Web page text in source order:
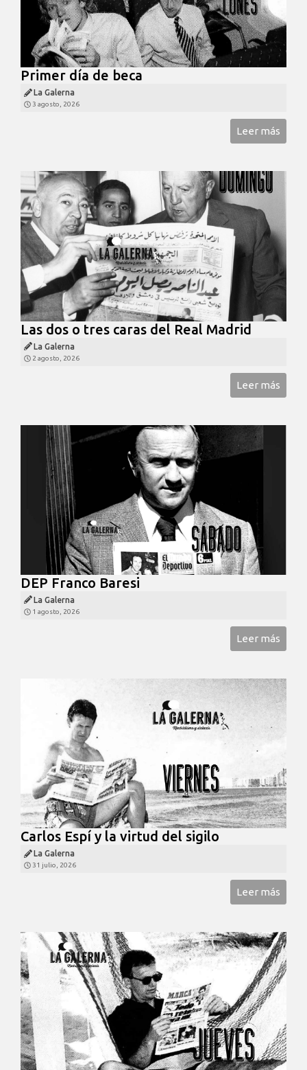
Primer día de beca
La Galerna
3 agosto, 2026
Leer más
Las dos o tres caras del Real Madrid
La Galerna
2 agosto, 2026
Leer más
DEP Franco Baresi
La Galerna
1 agosto, 2026
Leer más
Carlos Espí y la virtud del sigilo
La Galerna
31 julio, 2026
Leer más